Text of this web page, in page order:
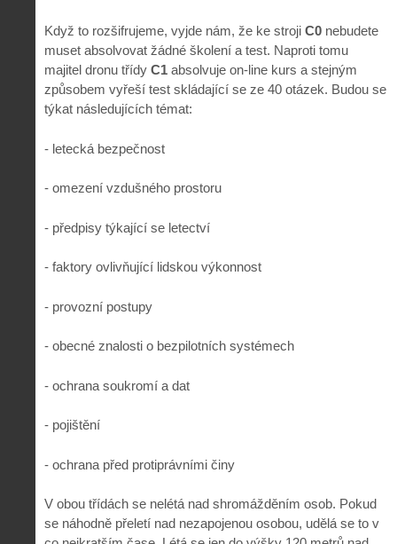
Když to rozšifrujeme, vyjde nám, že ke stroji C0 nebudete
muset absolvovat žádné školení a test. Naproti tomu
majitel dronu třídy C1 absolvuje on-line kurs a stejným
způsobem vyřeší test skládající se ze 40 otázek. Budou se
týkat následujících témat:
- letecká bezpečnost
- omezení vzdušného prostoru
- předpisy týkající se letectví
- faktory ovlivňující lidskou výkonnost
- provozní postupy
- obecné znalosti o bezpilotních systémech
- ochrana soukromí a dat
- pojištění
- ochrana před protiprávními činy
V obou třídách se nelétá nad shromážděním osob. Pokud
se náhodně přeletí nad nezapojenou osobou, udělá se to v